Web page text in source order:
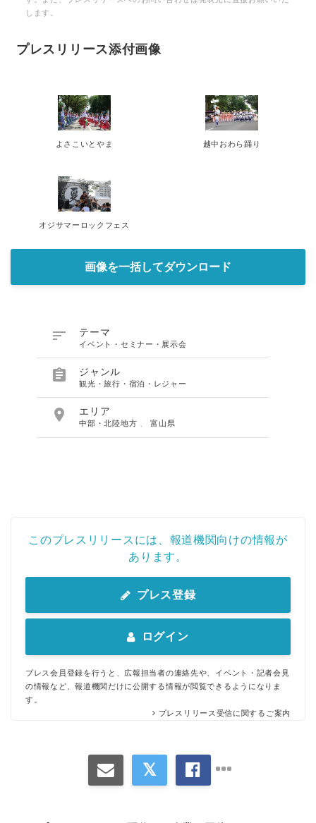
します。
プレスリリース添付画像
よさこいとやま 越中おわら踊り
オジサマーロックフェス
画像を一括してダウンロード
 テーマ
イベント・セミナー・展示会
 ジャンル
観光・旅行・宿泊・レジャー
 エリア
中部・北陸地方 、富山県
このプレスリリースには、報道機関向けの情報が
あります。
プレス登録
ログイン
プレス会員登録を行うと、広報担当者の連絡先や、イベント・記者会見
の情報など、報道機関だけに公開する情報が閲覧できるようになりま
す。
プレスリリース受信に関するご案内